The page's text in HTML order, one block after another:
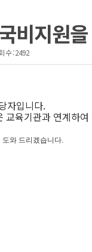
비지원
수 : 2492
자입니다.
교육기관과 연계하
와 드리겠습니다.